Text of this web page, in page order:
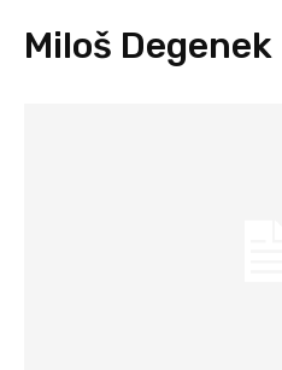
Miloš Degenek